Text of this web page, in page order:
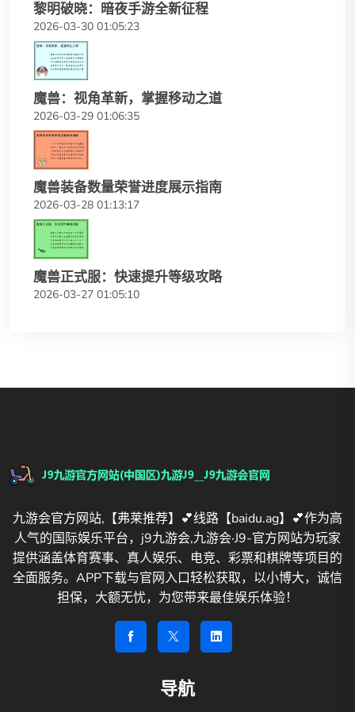
黎明破晓：暗夜手游全新征程
2026-03-30 01:05:23
魔兽：视角革新，掌握移动之道
2026-03-29 01:06:35
魔兽装备数量荣誉进度展示指南
2026-03-28 01:13:17
魔兽正式服：快速提升等级攻略
2026-03-27 01:05:10
九游会官方网站,【弗莱推荐】💕线路【baidu.ag】💕作为高
人气的国际娱乐平台，j9九游会,九游会·J9-官方网站为玩家
提供涵盖体育赛事、真人娱乐、电竞、彩票和棋牌等项目的
全面服务。APP下载与官网入口轻松获取，以小博大，诚信
担保，大额无忧，为您带来最佳娱乐体验！
导航